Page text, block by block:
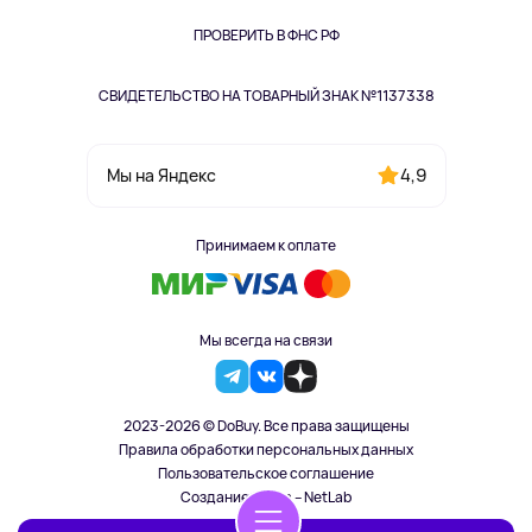
ПРОВЕРИТЬ В ФНС РФ
СВИДЕТЕЛЬСТВО НА ТОВАРНЫЙ ЗНАК №1137338
Мы на Яндекс 4,9
Принимаем к оплате
Мы всегда на связи
2023-2026 © DoBuy. Все права защищены
Правила обработки персональных данных
Пользовательское соглашение
Создание сайта – NetLab